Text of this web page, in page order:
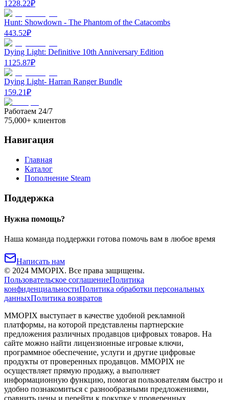
1228.22₽
Hunt: Showdown - The Phantom of the Catacombs
443.52₽
Dying Light: Definitive 10th Anniversary Edition
1125.87₽
Dying Light- Harran Ranger Bundle
159.21₽
Работаем 24/7
75,000+ клиентов
Навигация
Главная
Каталог
Пополнение Steam
Поддержка
Нужна помощь?
Наша команда поддержки готова помочь вам в любое время
Написать нам
© 2024 MMOPIX. Все права защищены.
Пользовательское соглашениеПолитика
конфиденциальностиПолитика обработки персональных
данныхПолитика возвратов
MMOPIX выступает в качестве удобной рекламной
платформы, на которой представлены партнерские
предложения различных продавцов цифровых товаров. На
сайте можно найти лицензионные игровые ключи,
программное обеспечение, услуги и другие цифровые
продукты от проверенных продавцов. MMOPIX не
осуществляет прямую продажу, а выполняет
информационную функцию, помогая пользователям быстро и
удобно познакомиться с разнообразными предложениями,